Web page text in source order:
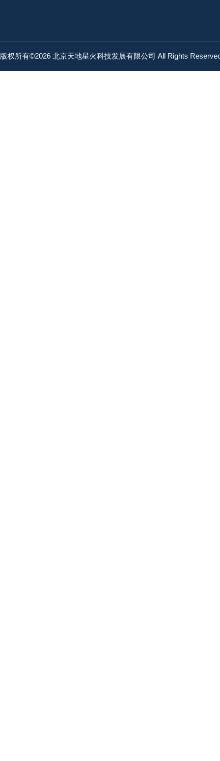
版权所有©2026 北京天地星火科技发展有限公司 All Rights